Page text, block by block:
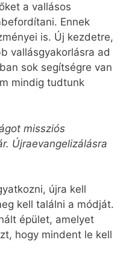
a vallásos
Ennek
is. Új kezdetre,
vallásgyakorlásra ad
sok segítségre van
mindig tudtunk
missziós
Újraevangelizálásra
újra kell
kell találni a módját.
épület, amelyet
hogy mindent le kell